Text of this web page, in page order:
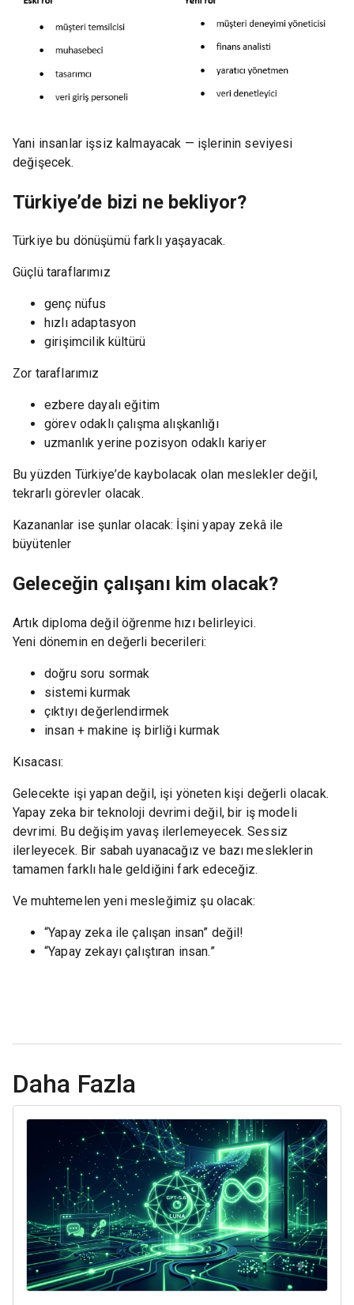
Yani insanlar işsiz kalmayacak — işlerinin seviyesi
değişecek.
Türkiye’de bizi ne bekliyor?
Türkiye bu dönüşümü farklı yaşayacak.
Güçlü taraflarımız
genç nüfus
hızlı adaptasyon
girişimcilik kültürü
Zor taraflarımız
ezbere dayalı eğitim
görev odaklı çalışma alışkanlığı
uzmanlık yerine pozisyon odaklı kariyer
Bu yüzden Türkiye’de kaybolacak olan meslekler değil,
tekrarlı görevler olacak.
Kazananlar ise şunlar olacak: İşini yapay zekâ ile
büyütenler
Geleceğin çalışanı kim olacak?
Artık diploma değil öğrenme hızı belirleyici.
Yeni dönemin en değerli becerileri:
doğru soru sormak
sistemi kurmak
çıktıyı değerlendirmek
insan + makine iş birliği kurmak
Kısacası:
Gelecekte işi yapan değil, işi yöneten kişi değerli olacak.
Yapay zeka bir teknoloji devrimi değil, bir iş modeli
devrimi. Bu değişim yavaş ilerlemeyecek. Sessiz
ilerleyecek. Bir sabah uyanacağız ve bazı mesleklerin
tamamen farklı hale geldiğini fark edeceğiz.
Ve muhtemelen yeni mesleğimiz şu olacak:
“Yapay zeka ile çalışan insan” değil!
“Yapay zekayı çalıştıran insan.”
Daha Fazla